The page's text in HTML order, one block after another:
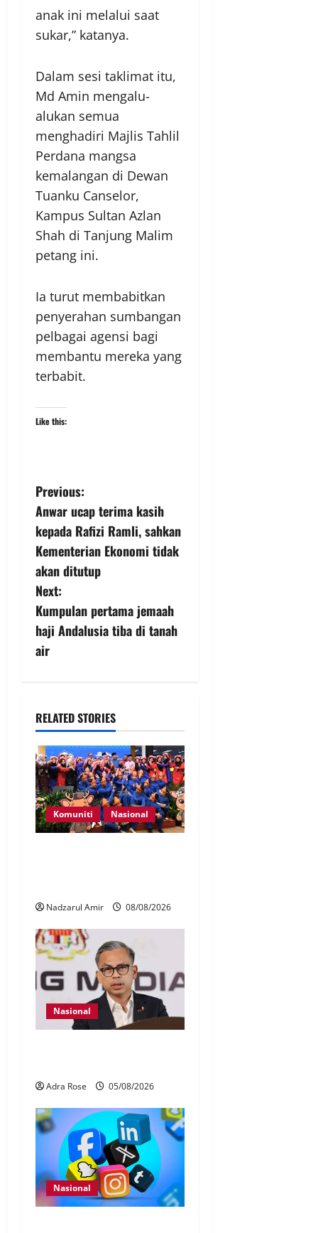
anak ini melalui saat
sukar,” katanya.
Dalam sesi taklimat itu,
Md Amin mengalu-
alukan semua
menghadiri Majlis Tahlil
Perdana mangsa
kemalangan di Dewan
Tuanku Canselor,
Kampus Sultan Azlan
Shah di Tanjung Malim
petang ini.
Ia turut membabitkan
penyerahan sumbangan
pelbagai agensi bagi
membantu mereka yang
terbabit.
Like this:
Previous:
Anwar ucap terima kasih
kepada Rafizi Ramli, sahkan
Kementerian Ekonomi tidak
akan ditutup
Next:
Kumpulan pertama jemaah
haji Andalusia tiba di tanah
air
RELATED STORIES
Komuniti Nasional
Nadzarul Amir 08/08/2026
Nasional
Adra Rose 05/08/2026
Nasional